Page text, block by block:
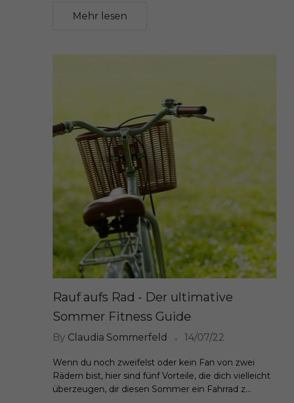
Mehr lesen
Rauf aufs Rad - Der ultimative
Sommer Fitness Guide
By Claudia Sommerfeld 14/07/22
Wenn du noch zweifelst oder kein Fan von zwei
Rädern bist, hier sind fünf Vorteile, die dich vielleicht
überzeugen, dir diesen Sommer ein Fahrrad z...